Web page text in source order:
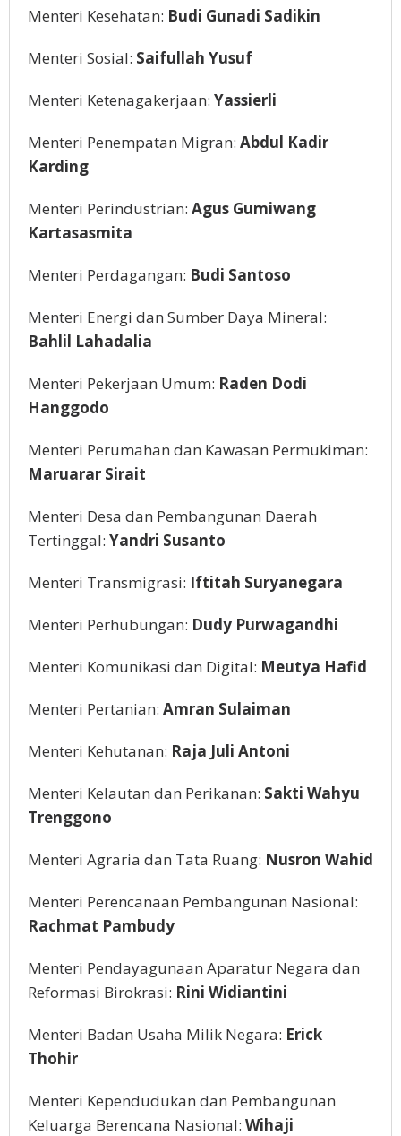
Menteri Kesehatan: Budi Gunadi Sadikin
Menteri Sosial: Saifullah Yusuf
Menteri Ketenagakerjaan: Yassierli
Menteri Penempatan Migran: Abdul Kadir
Karding
Menteri Perindustrian: Agus Gumiwang
Kartasasmita
Menteri Perdagangan: Budi Santoso
Menteri Energi dan Sumber Daya Mineral:
Bahlil Lahadalia
Menteri Pekerjaan Umum: Raden Dodi
Hanggodo
Menteri Perumahan dan Kawasan Permukiman:
Maruarar Sirait
Menteri Desa dan Pembangunan Daerah
Tertinggal: Yandri Susanto
Menteri Transmigrasi: Iftitah Suryanegara
Menteri Perhubungan: Dudy Purwagandhi
Menteri Komunikasi dan Digital: Meutya Hafid
Menteri Pertanian: Amran Sulaiman
Menteri Kehutanan: Raja Juli Antoni
Menteri Kelautan dan Perikanan: Sakti Wahyu
Trenggono
Menteri Agraria dan Tata Ruang: Nusron Wahid
Menteri Perencanaan Pembangunan Nasional:
Rachmat Pambudy
Menteri Pendayagunaan Aparatur Negara dan
Reformasi Birokrasi: Rini Widiantini
Menteri Badan Usaha Milik Negara: Erick
Thohir
Menteri Kependudukan dan Pembangunan
Keluarga Berencana Nasional: Wihaji